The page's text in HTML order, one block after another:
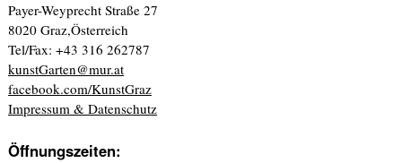
Payer-Weyprecht Straße 27
8020 Graz,Österreich
Tel/Fax: +43 316 262787
kunstGarten@mur.at
facebook.com/KunstGraz
Impressum & Datenschutz
Öffnungszeiten: